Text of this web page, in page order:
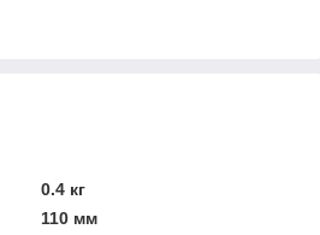
0.4 кг
110 мм